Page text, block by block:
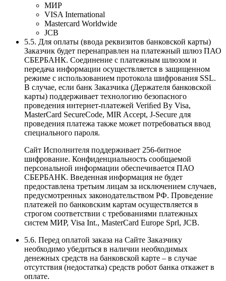
МИР
VISA International
Mastercard Worldwide
JCB
5.5. Для оплаты (ввода реквизитов банковской карты)
Заказчик будет перенаправлен на платежный шлюз ПАО
СБЕРБАНК. Соединение с платежным шлюзом и
передача информации осуществляется в защищенном
режиме с использованием протокола шифрования SSL.
В случае, если банк Заказчика (Держателя банковской
карты) поддерживает технологию безопасного
проведения интернет-платежей Veriﬁed By Visa,
MasterCard SecureCode, MIR Accept, J-Secure для
проведения платежа также может потребоваться ввод
специального пароля.
Сайт Исполнителя поддерживает 256-битное
шифрование. Конфиденциальность сообщаемой
персональной информации обеспечивается ПАО
СБЕРБАНК. Введенная информация не будет
предоставлена третьим лицам за исключением случаев,
предусмотренных законодательством РФ. Проведение
платежей по банковским картам осуществляется в
строгом соответствии с требованиями платежных
систем МИР, Visa Int., MasterCard Europe Sprl, JCB.
5.6. Перед оплатой заказа на Сайте Заказчику
необходимо убедиться в наличии необходимых
денежных средств на банковской карте – в случае
отсутствия (недостатка) средств робот банка откажет в
оплате.